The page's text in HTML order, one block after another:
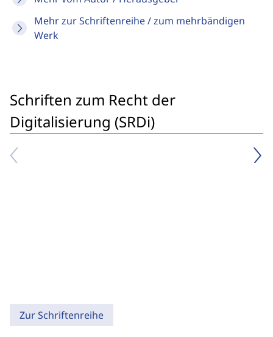
Mehr zur Schriftenreihe / zum mehrbändigen
Werk
Schriften zum Recht der
Digitalisierung (SRDi)
Zur Schriftenreihe